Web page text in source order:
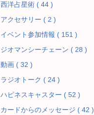
西洋占星術 ( 44 )
アクセサリー ( 2 )
イベント参加情報 ( 151 )
ジオマンシーチェーン ( 28 )
動画 ( 32 )
ラジオトーク ( 24 )
ハピネスキャスター ( 52 )
カードからのメッセージ ( 42 )